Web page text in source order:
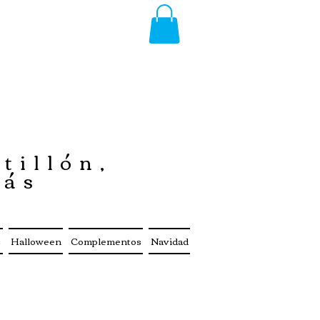
Halloween Complementos Navidad